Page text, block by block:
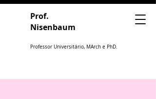
Prof.
Nisenbaum
Professor Universitário, MArch e PhD.